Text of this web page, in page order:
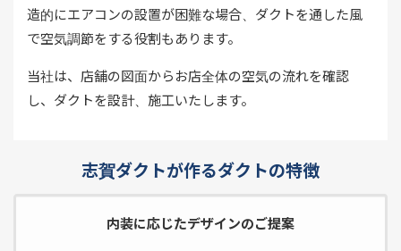
造的にエアコンの設置が困難な場合、ダクトを通した風
で空気調節をする役割もあります。
当社は、店舗の図面からお店全体の空気の流れを確認
し、ダクトを設計、施工いたします。
志賀ダクトが作るダクトの特徴
内装に応じたデザインのご提案